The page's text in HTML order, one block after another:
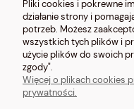
NOSIMYSIE.PL Sylwia
6452270209 | tel.509
Pliki cookies i pokrewne
działanie strony i
potrzeb. Możesz
wszystkich tych plików i
użycie plików do swoich
zgody".
Więcej o plikach cookies
prywatności.